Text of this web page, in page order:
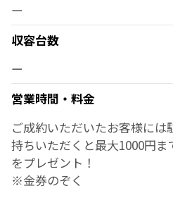
ー
収容台数
ー
営業時間・料金
ご成約いただいたお客様には
持ちいただくと最大1000円ま
をプレゼント！
※金券のぞく